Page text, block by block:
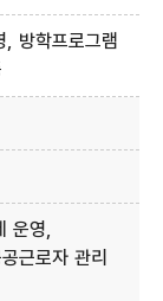
, 방학프로그램
운영,
근로자 관리